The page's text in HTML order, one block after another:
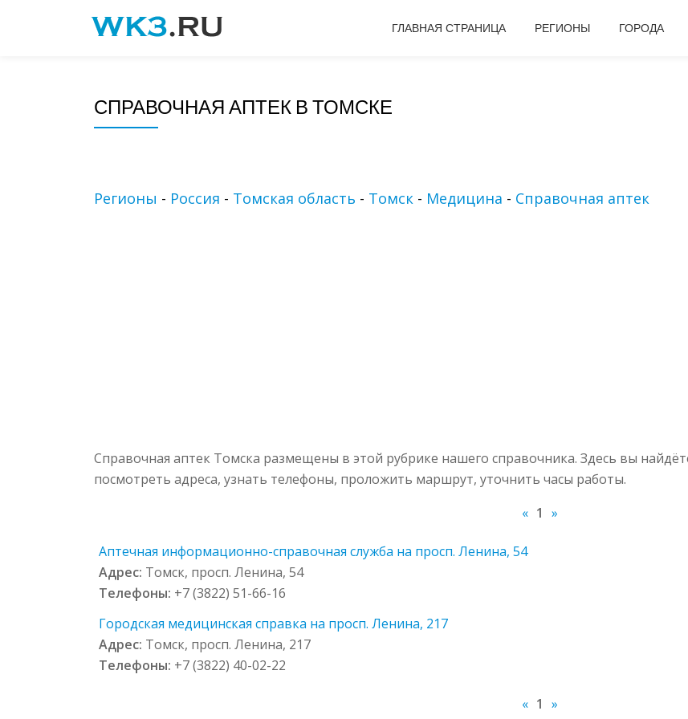
ГЛАВНАЯ СТРАНИЦА РЕГИОНЫ ГОРОДА
СПРАВОЧНАЯ АПТЕК В ТОМСКЕ
Регионы - Россия - Томская область - Томск - Медицина - Справочная аптек
Справочная аптек Томска размещены в этой рубрике нашего справочника. Здесь вы
посмотреть адреса, узнать телефоны, проложить маршрут, уточнить часы работы.
« 1 »
Аптечная информационно-справочная служба на просп. Ленина, 54
Адрес: Томск, просп. Ленина, 54
Телефоны: +7 (3822) 51-66-16
Городская медицинская справка на просп. Ленина, 217
Адрес: Томск, просп. Ленина, 217
Телефоны: +7 (3822) 40-02-22
« 1 »